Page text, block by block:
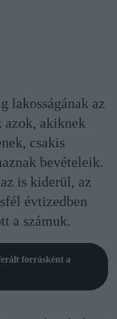
lakosságának az
azok, akiknek
csakis
bevételeik.
is kiderül, az
évtizedben
a számuk.
forrásként a